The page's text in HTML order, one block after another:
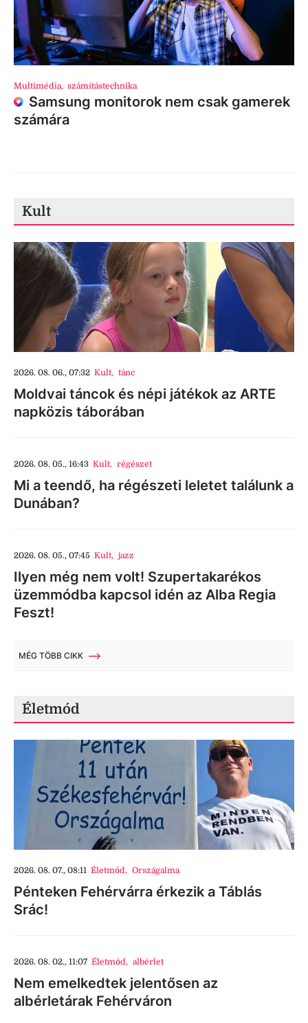
Multimédia, számítástechnika
Samsung monitorok nem csak gamerek
számára
Kult
2026. 08. 06., 07:32 Kult, tánc
Moldvai táncok és népi játékok az ARTE
napközis táborában
2026. 08. 05., 16:43 Kult, régészet
Mi a teendő, ha régészeti leletet találunk a
Dunában?
2026. 08. 05., 07:45 Kult, jazz
Ilyen még nem volt! Szupertakarékos
üzemmódba kapcsol idén az Alba Regia
Feszt!
MÉG TÖBB CIKK
Életmód
2026. 08. 07., 08:11 Életmód, Országalma
Pénteken Fehérvárra érkezik a Táblás
Srác!
2026. 08. 02., 11:07 Életmód, albérlet
Nem emelkedtek jelentősen az
albérletárak Fehérváron